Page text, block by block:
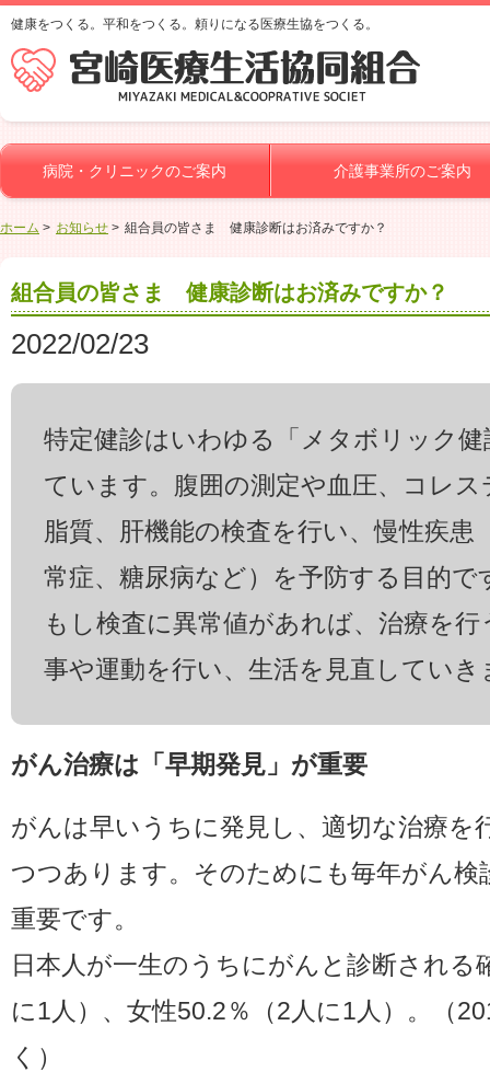
健康をつくる。平和をつくる。頼りになる医療生協をつくる。
病院・クリニックのご案内 介護事業所のご案内
ホーム お知らせ 組合員の皆さま 健康診断はお済みですか？
組合員の皆さま 健康診断はお済みですか？
2022/02/23
特定健診はいわゆる「メタボリック
ています。腹囲の測定や血圧、コレ
脂質、肝機能の検査を行い、慢性疾患
常症、糖尿病など）を予防する目的で
もし検査に異常値があれば、治療を
事や運動を行い、生活を見直していき
がん治療は「早期発見」が重要
がんは早いうちに発見し、適切な治療を
つつあります。そのためにも毎年がん検
重要です。
日本人が一生のうちにがんと診断される
に1人）、女性50.2％（2人に1人）。（
く）